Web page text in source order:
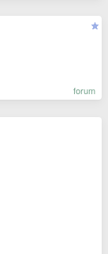
forum